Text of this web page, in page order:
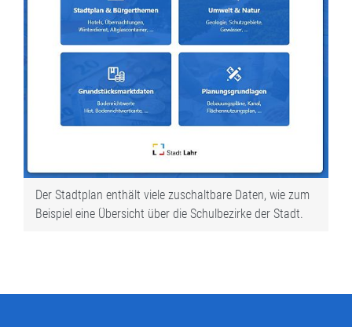
Der Stadtplan enthält viele zuschaltbare Daten, wie zum
Beispiel eine Übersicht über die Schulbezirke der Stadt.